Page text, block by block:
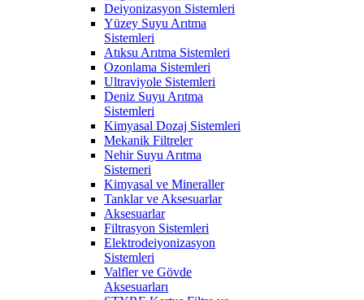
Deiyonizasyon Sistemleri
Yüzey Suyu Arıtma
Sistemleri
Atıksu Arıtma Sistemleri
Ozonlama Sistemleri
Ultraviyole Sistemleri
Deniz Suyu Arıtma
Sistemleri
Kimyasal Dozaj Sistemleri
Mekanik Filtreler
Nehir Suyu Arıtma
Sistemeri
Kimyasal ve Mineraller
Tanklar ve Aksesuarlar
Aksesuarlar
Filtrasyon Sistemleri
Elektrodeiyonizasyon
Sistemleri
Valfler ve Gövde
Aksesuarları